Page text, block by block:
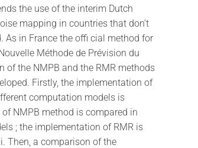
the use of the interim Dutch
mapping in countries that don’t
As in France the offi cial method for
Méthode de Prévision du
of the NMPB and the RMR methods
Firstly, the implementation of
computation models is
NMPB method is compared in
; the implementation of RMR is
Then, a comparison of the